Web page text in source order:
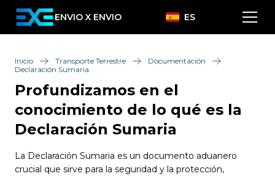
ENVIO X ENVIO ES
Inicio Transporte Terrestre
Documentación
Declaración Sumaria
Profundizamos en el
conocimiento de lo qué es la
Declaración Sumaria
La Declaración Sumaria es un documento aduanero
crucial que sirve para la seguridad y la protección,